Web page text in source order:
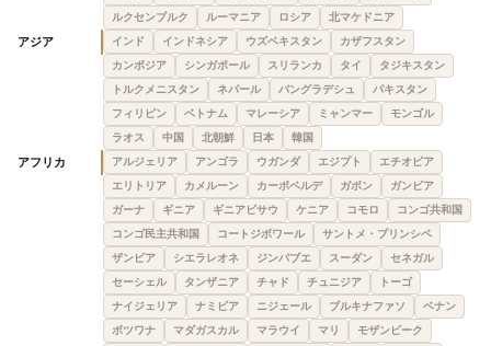
ルクセンブルク
ルーマニア ロシア 北マケドニア
アジア インド インドネシア ウズベキスタン
カザフスタン
カンボジア
シンガポール スリランカ タイ
タジキスタン
トルクメニスタン
ネパール バングラデシュ
パキスタン
フィリピン
ベトナム マレーシア ミャンマー
モンゴル
ラオス
中国 北朝鮮 日本 韓国
アフリカ アルジェリア アンゴラ ウガンダ エジプト
エチオピア
エリトリア
カメルーン カーボベルデ ガボン
ガンビア
ガーナ
ギニア ギニアビサウ ケニア コモロ
コンゴ共和国
コンゴ民主共和国
コートジボワール
サントメ・プリンシペ
ザンビア
シエラレオネ ジンバブエ スーダン
セネガル
セーシェル
タンザニア チャド チュニジア
トーゴ
ナイジェリア
ナミビア ニジェール ブルキナファソ
ベナン
ボツワナ
マダガスカル マラウイ マリ
モザンビーク